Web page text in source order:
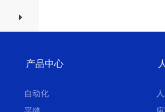
产品中心
自动化